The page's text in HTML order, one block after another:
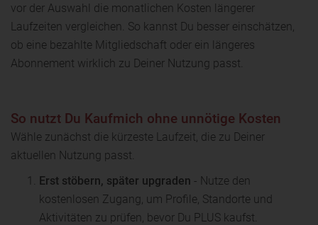
vor der Auswahl die monatlichen Kosten längerer
Laufzeiten vergleichen. So kannst Du besser einschätzen,
ob eine bezahlte Mitgliedschaft oder ein längeres
Abonnement wirklich zu Deiner Nutzung passt.
So nutzt Du Kaufmich ohne unnötige Kosten
Wähle zunächst die kürzeste Laufzeit, die zu Deiner
aktuellen Nutzung passt.
Erst stöbern, später upgraden - Nutze den
kostenlosen Zugang, um Profile, Standorte und
Aktivitäten zu prüfen, bevor Du PLUS kaufst.